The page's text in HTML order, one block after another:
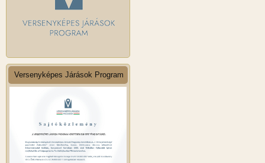
Versenyképes Járások Program